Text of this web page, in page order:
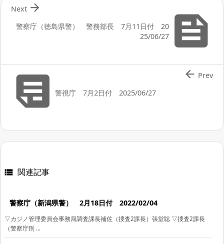

警察庁（徳島県警） 警務部長 7月11日付 20
25/06/27

Next
警視庁 7月2日付 2025/06/27
 Prev
 関連記事
警察庁（新潟県警） 2月18日付 2022/02/04
▽カジノ管理委員会事務局調査課長補佐（捜査2課長）張堂聡 ▽捜査2課長
（警察庁刑 ...